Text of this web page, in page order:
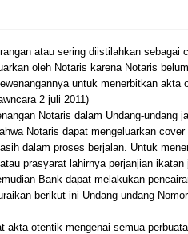
atau sering diistilahkan sebagai
oleh Notaris karena Notaris
untuk menerbitkan akta
2 juli 2011)
Notaris dalam Undang-undang
Notaris dapat mengeluarkan
dalam proses berjalan. Untuk
prasyarat lahirnya perjanjian ikatan
Bank dapat melakukan
berikut ini Undang-undang
akta otentik mengenai semua